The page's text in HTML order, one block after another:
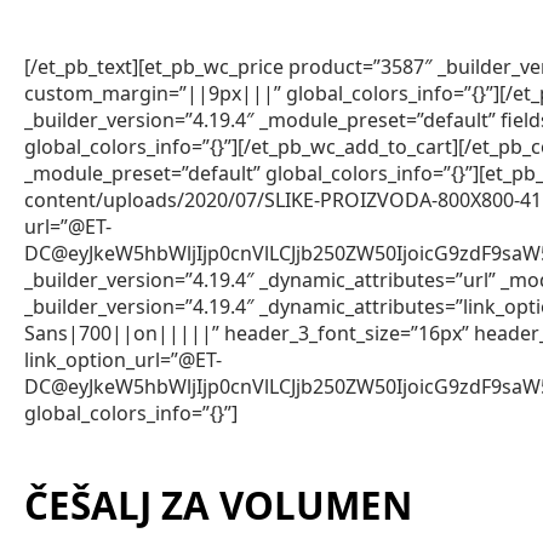
[/et_pb_text][et_pb_wc_price product=”3587″
custom_margin=”||9px|||” global_colors_info=”{}”][/
_builder_version=”4.19.4″ _module_preset=”default”
global_colors_info=”{}”][/et_pb_wc_add_to_cart][/
_module_preset=”default”
content/uploads/2020/07/SLIKE-PROIZVODA-800X800-
url=”@ET-
_builder_version=”4.19.4″ _dynamic_attributes=”url”
_builder_version=”4.19.4″
Sans|700||on|||||” header_3_font_size=”16px”
link_option_url=”@ET-
global_colors_info=”{}”]
ČEŠALJ ZA VOLUMEN